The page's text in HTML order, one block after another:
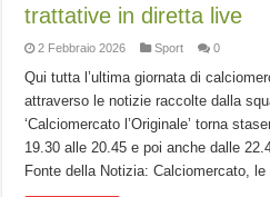
trattative in diretta live
2 Febbraio 2026 Sport 0
Qui tutta l’ultima giornata di
attraverso le notizie raccolte dalla
‘Calciomercato l’Originale’ torna
19.30 alle 20.45 e poi anche dalle
Fonte della Notizia: Calciomercato,